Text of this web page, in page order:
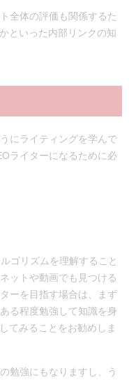
全体の評価も関係するた
といった内部リンクの知
にライティングを学んで
ライターになるために必
ゴリズムを理解すること
ットや動画でも見つける
ーを目指す場合は、まず
る程度勉強して知識を身
てみることをお勧めしま
勉強にもなりますし、う